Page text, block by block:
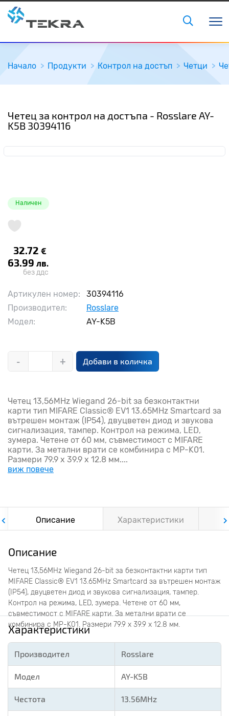
Начало Продукти Контрол на достъп Четци
Четец за контрол на достъпа - Rosslare AY-
K5B 30394116
Наличен
32.72 €
63.99 лв.
без ддс
Артикулен номер:
30394116
Производител:
Rosslare
Модел:
AY-K5B
- + Добави в количка
Четец 13,56MHz Wiegand 26-bit за безконтактни
карти тип MIFARE Classic® EV1 13.65MHz Smartcard за
вътрешен монтаж (IP54), двуцветен диод и звукова
сигнализация, тампер. Контрол на режима, LED,
зумера. Четене от 60 мм, съвместимост с MIFARE
карти. За метални врати се комбинира с MP-K01.
Размери 79.9 x 39.9 x 12.8 мм....
виж повече
Описание Характеристики
Описание
Четец 13,56MHz Wiegand 26-bit за безконтактни карти тип
MIFARE Classic® EV1 13.65MHz Smartcard за вътрешен монтаж
(IP54), двуцветен диод и звукова сигнализация, тампер.
Контрол на режима, LED, зумера. Четене от 60 мм,
съвместимост с MIFARE карти. За метални врати се
комбинира с MP-K01. Размери 79.9 x 39.9 x 12.8 мм.
Характеристики
Производител Rosslare
Модел AY-K5B
Честота 13.56MHz